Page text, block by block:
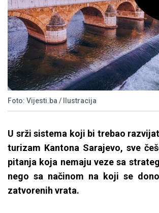
Foto: Vijesti.ba / Ilustracija
U srži sistema koji bi trebao
turizam Kantona Sarajevo, sve
pitanja koja nemaju veze sa
nego sa načinom na koji se
zatvorenih vrata.